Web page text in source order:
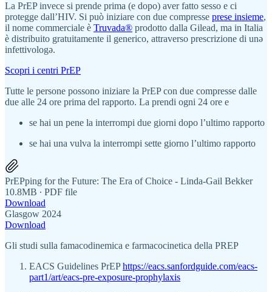
La PrEP invece si prende prima (e dopo) aver fatto sesso e ci
protegge dall’HIV. Si può iniziare con due compresse prese insieme,
il nome commerciale è Truvada® prodotto dalla Gilead, ma in Italia
è distribuito gratuitamente il generico, attraverso prescrizione di unə
infettivologə.
Scopri i centri PrEP
Tutte le persone possono iniziare la PrEP con due compresse dalle
due alle 24 ore prima del rapporto. La prendi ogni 24 ore e
se hai un pene la interrompi due giorni dopo l’ultimo rapporto
se hai una vulva la interrompi sette giorno l’ultimo rapporto
PrEPping for the Future: The Era of Choice - Linda-Gail Bekker
10.8MB ∙ PDF file
Download
Glasgow 2024
Download
Gli studi sulla famacodinemica e farmacocinetica della PREP
EACS Guidelines PrEPhttps://eacs.sanfordguide.com/eacs-
part1/art/eacs-pre-exposure-prophylaxis